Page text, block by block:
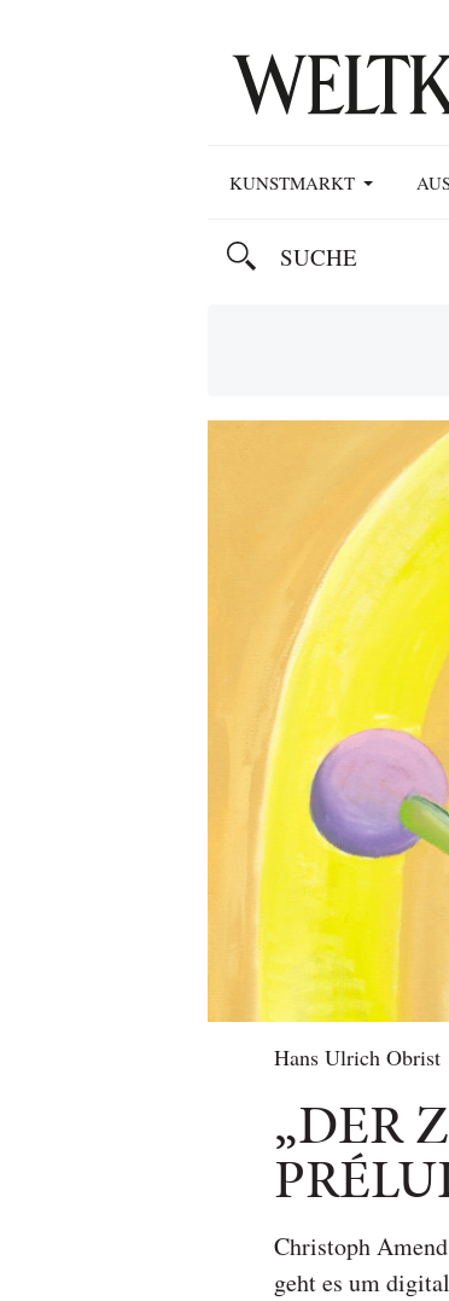
KUNSTMARKT
Hans Ulrich Obrist
„DER
Christoph
geht es um